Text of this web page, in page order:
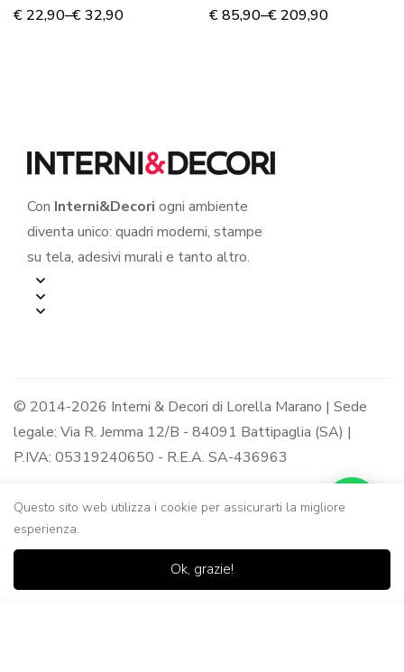
DELICATO”
€ 22,90–€32,90
E CUORI” – Stampa
€85,90–€ 209,90
Con Interni&Decori ogni ambiente
diventa unico: quadri moderni, stampe
su tela, adesivi murali e tanto altro.
© 2014-2026 Interni & Decori di Lorella Marano | Sede
legale: Via R. Jemma 12/B - 84091 Battipaglia (SA) |
P.IVA: 05319240650 - R.E.A. SA-436963
Questo sito web utilizza i cookie per assicurarti la migliore
esperienza.
Ok, grazie!
Casa Negozio
0
Lista dei Carrello Ricerca